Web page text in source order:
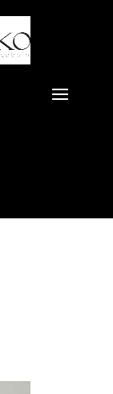
seu